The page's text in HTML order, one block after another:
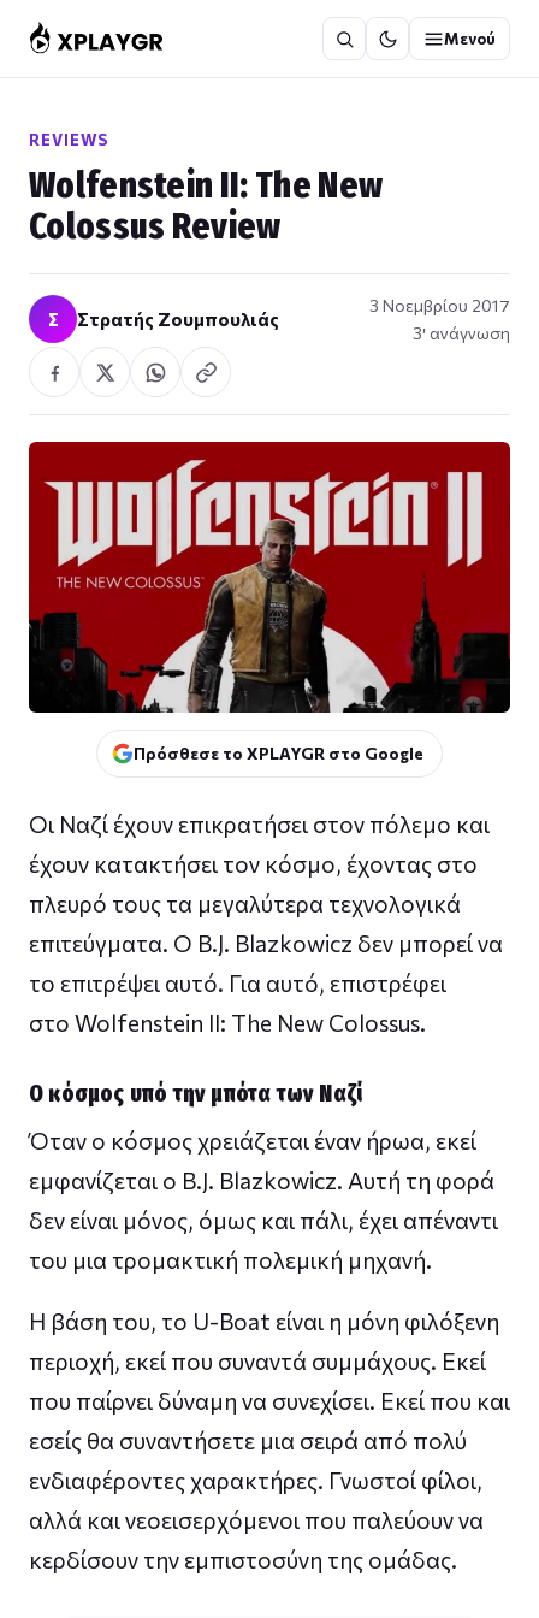
στο
περιεχόμενο
Μενού
REVIEWS
Wolfenstein II: The New
Colossus Review
Σ Στρατής Ζουμπουλιάς
3 Νοεμβρίου 2017
3′ ανάγνωση
Πρόσθεσε το XPLAYGR στο Google
Οι Ναζί έχουν επικρατήσει στον πόλεμο και
έχουν κατακτήσει τον κόσμο, έχοντας στο
πλευρό τους τα μεγαλύτερα τεχνολογικά
επιτεύγματα. Ο B.J. Blazkowicz δεν μπορεί να
το επιτρέψει αυτό. Για αυτό, επιστρέφει
στο Wolfenstein II: The New Colossus.
Ο κόσμος υπό την μπότα των Ναζί
Όταν ο κόσμος χρειάζεται έναν ήρωα, εκεί
εμφανίζεται ο B.J. Blazkowicz. Αυτή τη φορά
δεν είναι μόνος, όμως και πάλι, έχει απέναντι
του μια τρομακτική πολεμική μηχανή.
Η βάση του, το U-Boat είναι η μόνη φιλόξενη
περιοχή, εκεί που συναντά συμμάχους. Εκεί
που παίρνει δύναμη να συνεχίσει. Εκεί που και
εσείς θα συναντήσετε μια σειρά από πολύ
ενδιαφέροντες χαρακτήρες. Γνωστοί φίλοι,
αλλά και νεοεισερχόμενοι που παλεύουν να
κερδίσουν την εμπιστοσύνη της ομάδας.